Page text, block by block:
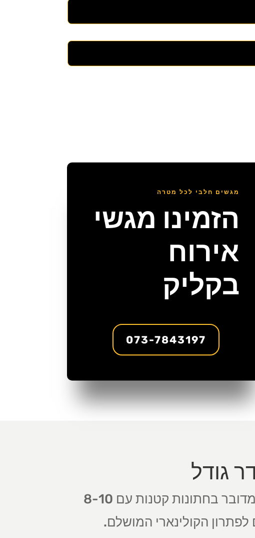
מגשים חלבי לכל מטרה
הזמינו מגשי
אירוח
בקליק
073-7843197
גודל
מגשי האירוח שלנו מתאימים לחתונות קטנות מאד עד בינוניות. אם מדובר בחתונות קטנות עם 8-10
אנו נדאג עבורכם לפתרון הקולינארי המושלם.